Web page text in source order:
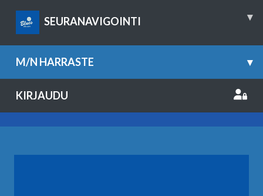
SEURANAVIGOINTI ▾
M/N HARRASTE ▾
KIRJAUDU